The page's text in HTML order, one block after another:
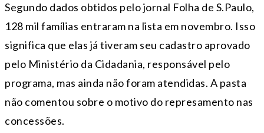
Segundo dados obtidos pelo jornal Folha de S.Paulo,
128 mil famílias entraram na lista em novembro. Isso
significa que elas já tiveram seu cadastro aprovado
pelo Ministério da Cidadania, responsável pelo
programa, mas ainda não foram atendidas. A pasta
não comentou sobre o motivo do represamento nas
concessões.